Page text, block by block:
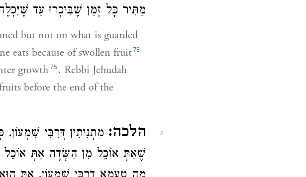
מַתִּיר כָּל זְמַן שֶׁבִּיכְרוּ עַד
but not on what is guarded
eats because of swollen fruit73
growth75 . Rebbi Jehudah
before the end of the
2 הלכה: מַתְנִיתִין דְּרִבִּי שִׁמְעוֹן.
שֶׁאַתְּ אוֹכֵל מִן הַשָּׂדֶה אַתְּ